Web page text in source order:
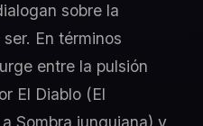
sobre la
En términos
entre la pulsión
El Diablo (El